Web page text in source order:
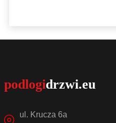
ul. Krucza 6a